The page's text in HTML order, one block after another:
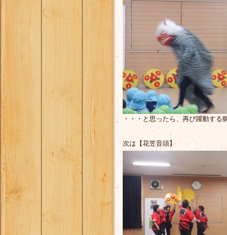
・・・と思ったら、再び躍動する
次は【花笠音頭】